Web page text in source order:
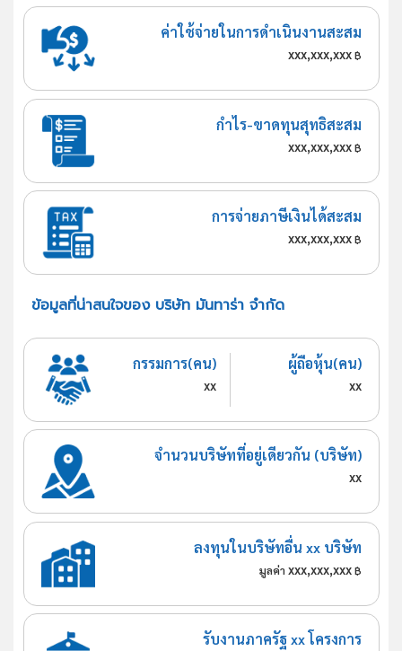
ค่าใช้จ่ายในการดำเนินงานสะสม
xxx,xxx,xxx฿
กำไร-ขาดทุนสุทธิสะสม
xxx,xxx,xxx฿
การจ่ายภาษีเงินได้สะสม
xxx,xxx,xxx฿
ข้อมูลที่น่าสนใจของ บริษัท มันทาร่า จำกัด
กรรมการ(คน)
xx
ผู้ถือหุ้น(คน)
xx
จำนวนบริษัทที่อยู่เดียวกัน (บริษัท)
xx
ลงทุนในบริษัทอื่น xx บริษัท
มูลค่า xxx,xxx,xxx ฿
รับงานภาครัฐ xx โครงการ